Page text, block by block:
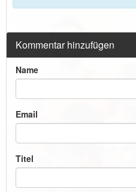
Kommentar hinzufügen
Name
Email
Titel